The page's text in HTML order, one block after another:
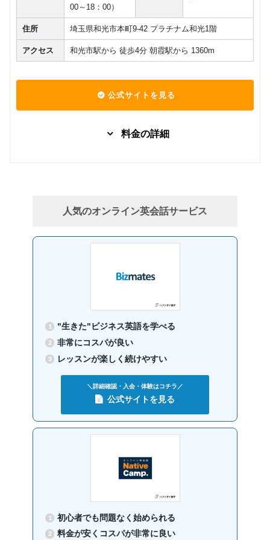
00～18：00）
住所 埼玉県和光市本町9-42 プラチナム和光1階
アクセス 和光市駅から 徒歩4分 朝霞駅から 1360m
公式サイトを見る
料金の詳細
ース
10,450円(税込) / 月
グループレッスン 子供向け
回数：4 / 1セッション50分
人気のオンライン英会話サービス
"生きた"ビジネス英語を学べる
非常にコスパが良い
レッスンが楽しく続けやすい
＼詳細確認・入会・体験はコチラ／
公式サイトを見る
初心者でも問題なく始められる
料金が安くコスパが非常に良い